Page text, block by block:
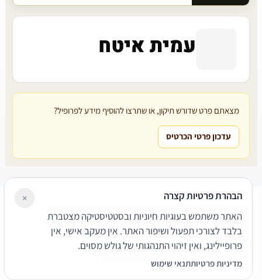
עמית איטח
מצאתם פרט שדורש תיקון, או שתרצו להוסיף מידע לפרופיל?
עדכון פרטי הכרטיס
שירותים משפטיים
דרושים צור קשר נגישותפרטיות
תנאי שימוש
© 2026 הפירמה. כל הזכויות שמורות.
הבהרת פרטיות קצרה
האתר משתמש בעוגיות חיוניות ובסטטיסטיקה מצטברת
בלבד לצורכי תפעול ושיפור האתר. אין מעקב אישי, אין
פרופיילינג, ואין זיהוי התנהגותי של גולש מסוים.
מדיניות פרטיותתנאי שימוש
×